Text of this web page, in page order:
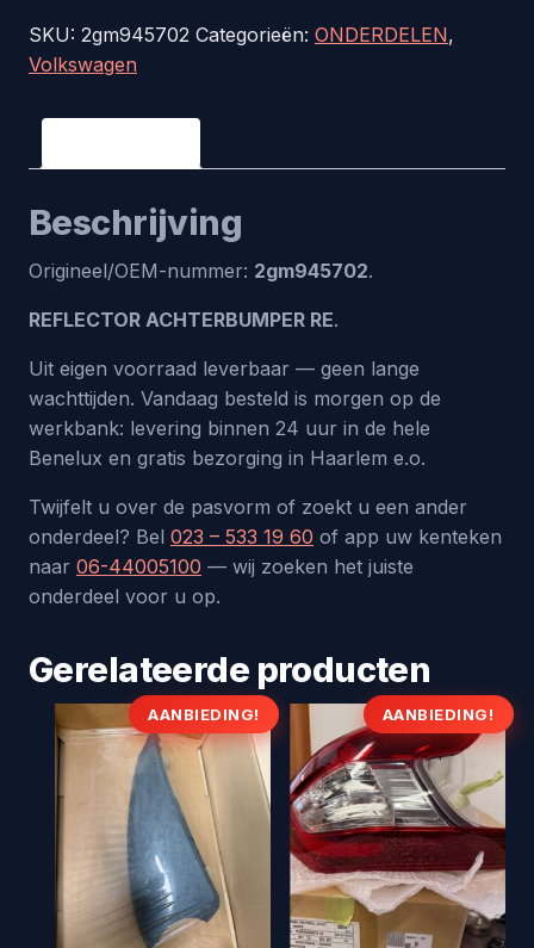
-
origineel
2gm945702
SKU: 2gm945702 Categorieën: ONDERDELEN,
Volkswagen
Beschrijving
Origineel/OEM-nummer: 2gm945702.
REFLECTOR ACHTERBUMPER RE.
Uit eigen voorraad leverbaar — geen lange
wachttijden. Vandaag besteld is morgen op de
werkbank: levering binnen 24 uur in de hele
Benelux en gratis bezorging in Haarlem e.o.
Twijfelt u over de pasvorm of zoekt u een ander
onderdeel? Bel 023 – 533 19 60 of app uw kenteken
naar 06-44005100 — wij zoeken het juiste
onderdeel voor u op.
Gerelateerde producten
AANBIEDING! AANBIEDING!